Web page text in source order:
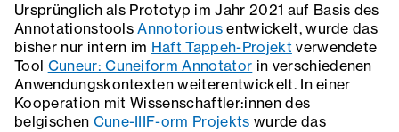
Ursprünglich als Prototyp im Jahr 2021 auf Basis des
AnnotationstoolsAnnotorious entwickelt, wurde das
bisher nur intern im Haft Tappeh-Projekt verwendete
Tool Cuneur: Cuneiform Annotator in verschiedenen
Anwendungskontexten weiterentwickelt. In einer
Kooperation mit Wissenschaftler:innen des
belgischen Cune-IIIF-orm Projekts wurde das